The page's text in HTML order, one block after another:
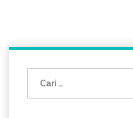
untuk: